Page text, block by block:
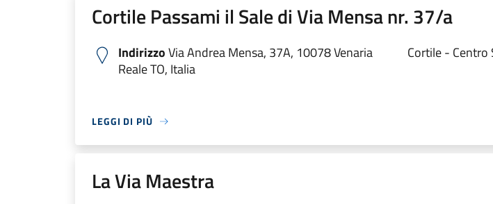
Cortile Passami il Sale di Via Mensa nr. 37/a
IndirizzoVia Andrea Mensa, 37A, 10078 Venaria
Reale TO, Italia
Cortile - Centro
LEGGI DI PIÙ
La Via Maestra